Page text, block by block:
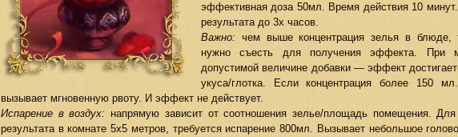
эффективная доза 50мл. Время действия 10
результата до 3х часов.
Важно: чем выше концентрация зелья в блюде,
нужно съесть для получения эффекта. При
допустимой величине добавки — эффект
укуса/глотка. Если концентрация более 150
вызывает мгновенную рвоту. И эффект не действует.
Испарение в воздух: напрямую зависит от соотношения зелье/площадь помещения. Для
результата в комнате 5х5 метров, требуется испарение 800мл. Вызывает небольшое